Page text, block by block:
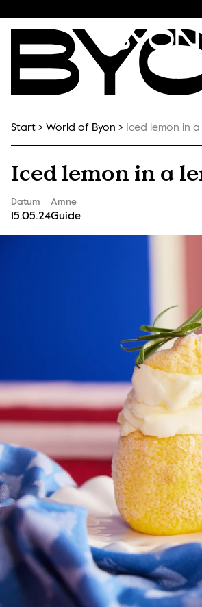
Start World of Byon Iced lemon in a
Iced lemon in a
Datum
15.05.24
Ämne
Guide